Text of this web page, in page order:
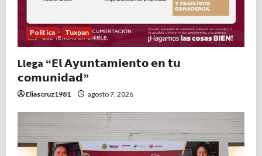
Politica Tuxpan
Llega “𝗘𝗹 𝗔𝘆𝘂𝗻𝘁𝗮𝗺𝗶𝗲𝗻𝘁𝗼 𝗲𝗻 𝘁𝘂
𝗰𝗼𝗺𝘂𝗻𝗶𝗱𝗮𝗱”
Eliascruz1981 agosto 7, 2026